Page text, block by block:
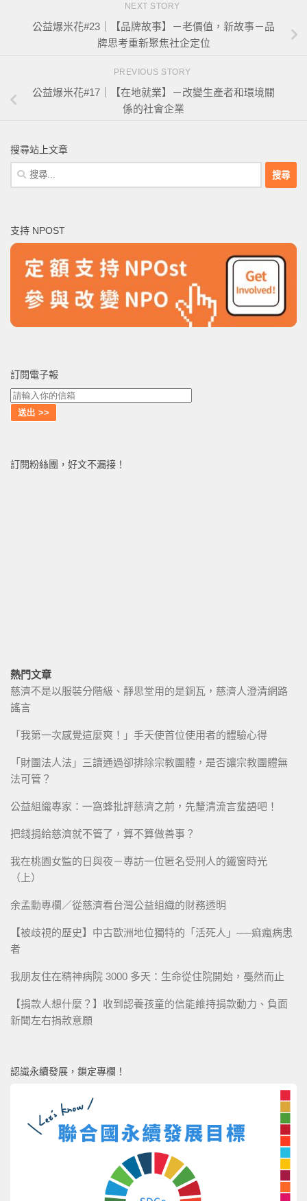
NEXT STORY
公益爆米花#23｜【品牌故事】－老價值，新故事－品
牌思考重新聚焦社企定位
PREVIOUS STORY
公益爆米花#17｜【在地就業】－改變生產者和環境關
係的社會企業
搜尋站上文章
搜
尋
字:
支持 NPOST
訂閱電子報
訂閱粉絲團，好文不漏接！
熱門文章
慈濟不是以服裝分階級、靜思堂用的是銅瓦，慈濟人澄清網路
謠言
「我第一次感覺這麼爽！」手天使首位使用者的體驗心得
「財團法人法」三讀通過卻排除宗教團體，是否讓宗教團體無
法可管？
公益組織專家：一窩蜂批評慈濟之前，先釐清流言蜚語吧！
把錢捐給慈濟就不管了，算不算做善事？
我在桃園女監的日與夜－專訪一位匿名受刑人的鐵窗時光
（上）
余孟勳專欄／從慈濟看台灣公益組織的財務透明
【被歧視的歷史】中古歐洲地位獨特的「活死人」──痲瘋病患
者
我朋友住在精神病院 3000 多天：生命從住院開始，戞然而止
【捐款人想什麼？】收到認養孩童的信能維持捐款動力、負面
新聞左右捐款意願
認識永續發展，鎖定專欄！